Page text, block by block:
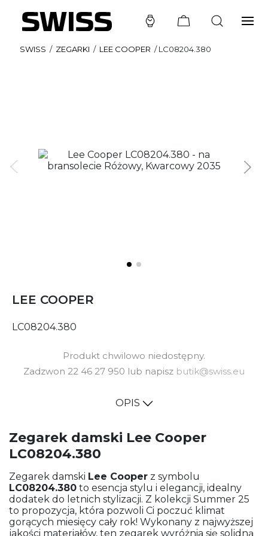
SWISS / ZEGARKI / LEE COOPER /LC08204.380
LEE COOPER
LC08204.380
Produkt chwilowo niedostępny.
Zadzwon 22 46 27 950 lub napisz butik@swiss.eu
OPIS
Zegarek damski Lee Cooper
LC08204.380
Zegarek damski Lee Cooper z symbolu
LC08204.380 to esencja stylu i elegancji, idealny
dodatek do letnich stylizacji. Z kolekcji Summer 25
to propozycja, która pozwoli Ci poczuć klimat
gorących miesięcy cały rok! Wykonany z najwyższej
jakości materiałów, ten zegarek wyróżnia się solidną